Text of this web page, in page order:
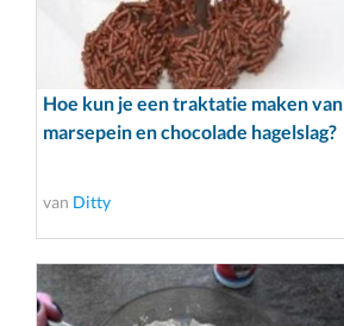
Hoe kun je een traktatie maken van
marsepein en chocolade hagelslag?
van Ditty